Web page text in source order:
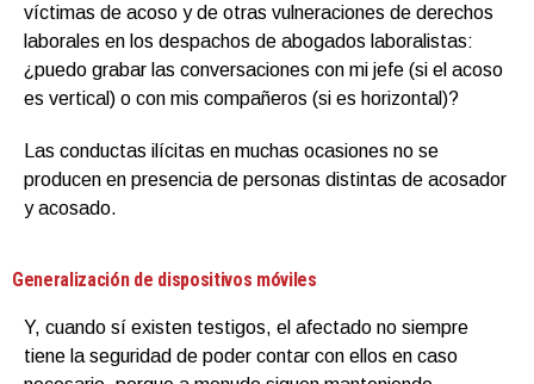
víctimas de acoso y de otras vulneraciones de derechos
laborales en los despachos de abogados laboralistas:
¿puedo grabar las conversaciones con mi jefe (si el acoso
es vertical) o con mis compañeros (si es horizontal)?
Las conductas ilícitas en muchas ocasiones no se
producen en presencia de personas distintas de acosador
y acosado.
Generalización de dispositivos móviles
Y, cuando sí existen testigos, el afectado no siempre
tiene la seguridad de poder contar con ellos en caso